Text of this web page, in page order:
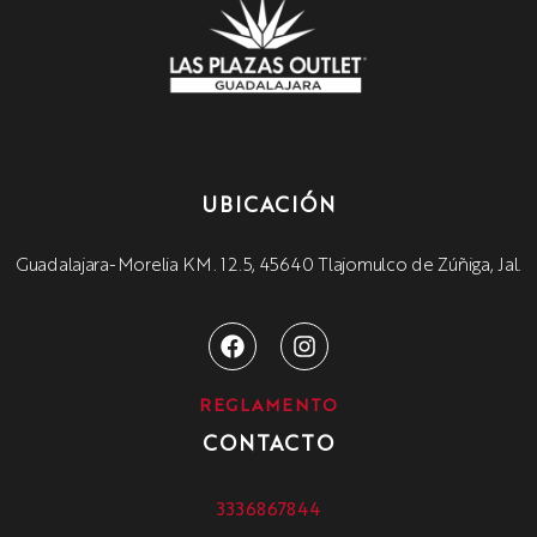
UBICACIÓN
Guadalajara-Morelia KM. 12.5, 45640 Tlajomulco de Zúñiga, Jal.
REGLAMENTO
CONTACTO
3336867844